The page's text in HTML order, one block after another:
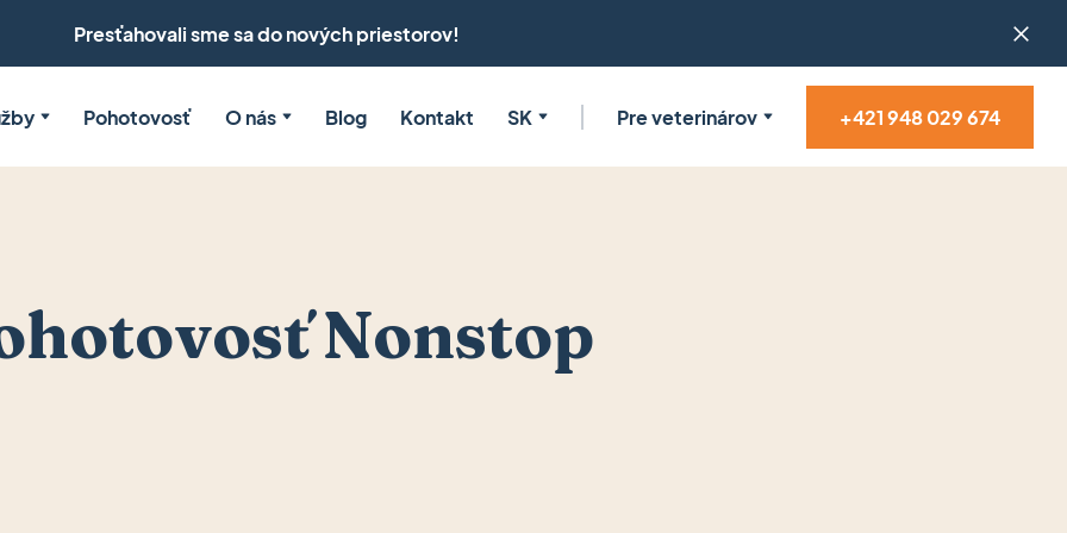
Presťahovali sme sa do nových priestorov!
Pohotovosť O nás Blog Kontakt SK Pre veterinárov +421 948 029 674
Nonstop